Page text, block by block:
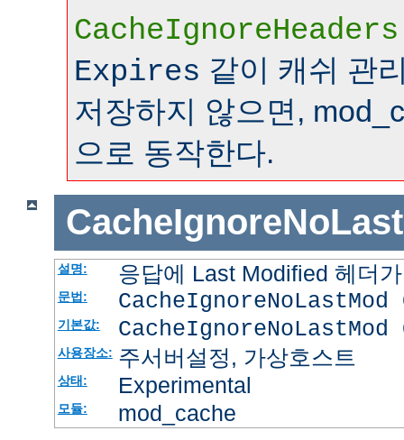
CacheIgnoreHeaders
Expires 같이 캐쉬 관
저장하지 않으면,
으로 동작한다.
설명: 응답에 Last Modified 헤더
문법:
기본값:
사용장소: 주서버설정, 가상호스트
상태: Experimental
모듈: mod_cache